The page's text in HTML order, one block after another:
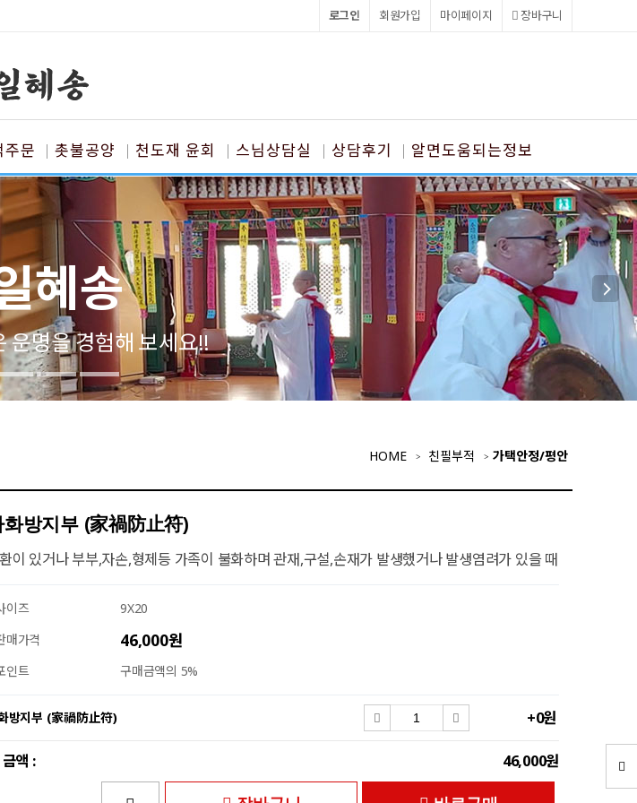
장바구니
마이페이지
회원가입
로그인
주문 촛불공양 천도재 윤회 스님상담실 상담후기 알면도움되는정보
혜송
운명을 경험해 보세요!!
HOME 친필부적 가택안정/평안
화방지부 (家禍防止符)
이 있거나 부부,자손,형제등 가족이 불화하며 관재,구설,손재가 발생했거나 발생염려가 있을 때
이즈
9X20
매가격
46,000원
인트 구매금액의 5%
방지부 (家禍防止符) +0원
액 : 46,000원